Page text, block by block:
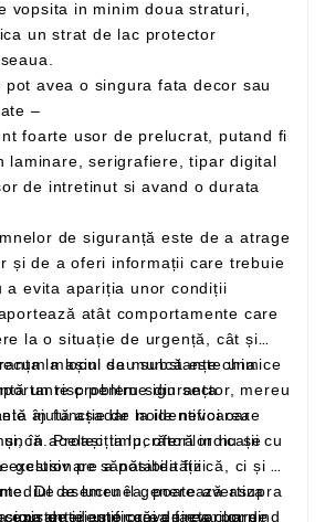
in minim doua straturi,
un strat de lac protector
o singura fata decor sau
–
o durata
comportamente care
la o situație de urgență, cât și
mașini sau substanțe chimice
așadar la identificarea
în același timp, oferă indicații cu
gestionare a posibilității
poate avertiza
unor căi de evacuare
din sector, mereu
funcție de noile nevoi care
Protecția lucrătorilor nu se
este prevenirea: pornind